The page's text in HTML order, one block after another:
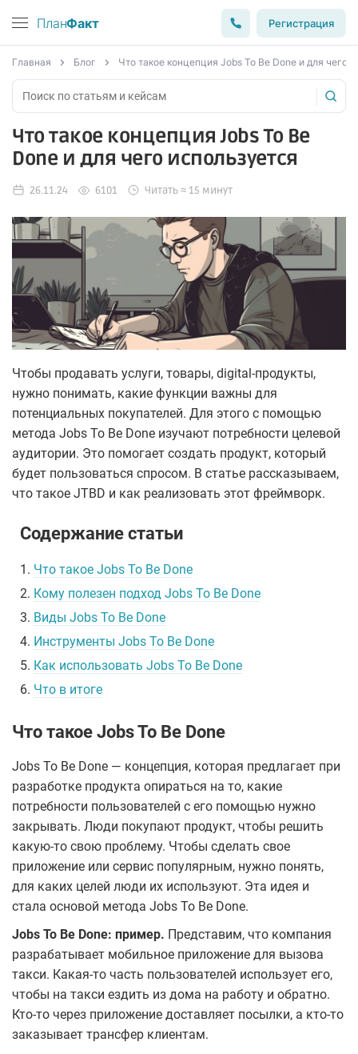
ПланФакт Регистрация
Главная Блог Что такое концепция Jobs To Be Done и для чего
Что такое концепция Jobs To Be
Done и для чего используется
26.11.24 6101 Читать ≈ 15 минут
Чтобы продавать услуги, товары, digital-продукты,
нужно понимать, какие функции важны для
потенциальных покупателей. Для этого с помощью
метода Jobs To Be Done изучают потребности целевой
аудитории. Это помогает создать продукт, который
будет пользоваться спросом. В статье рассказываем,
что такое JTBD и как реализовать этот фреймворк.
Содержание статьи
1. Что такое Jobs To Be Done
2. Кому полезен подход Jobs To Be Done
3. Виды Jobs To Be Done
4. Инструменты Jobs To Be Done
5. Как использовать Jobs To Be Done
6. Что в итоге
Что такое Jobs To Be Done
Jobs To Be Done — концепция, которая предлагает при
разработке продукта опираться на то, какие
потребности пользователей с его помощью нужно
закрывать. Люди покупают продукт, чтобы решить
какую-то свою проблему. Чтобы сделать свое
приложение или сервис популярным, нужно понять,
для каких целей люди их используют. Эта идея и
стала основой метода Jobs To Be Done.
Jobs To Be Done: пример. Представим, что компания
разрабатывает мобильное приложение для вызова
такси. Какая-то часть пользователей использует его,
чтобы на такси ездить из дома на работу и обратно.
Кто-то через приложение доставляет посылки, а кто-то
заказывает трансфер клиентам.